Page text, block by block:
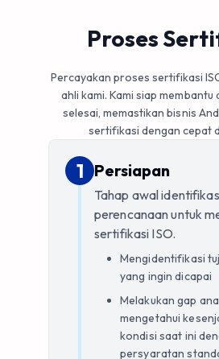
Proses
Percayakan proses sertifikasi
ahli kami. Kami siap
selesai, memastikan bisnis
sertifikasi dengan cepat
1 1.
Persiapan
Tahap awal
perencanaan untuk
sertifikasi ISO.
Mengidentifikasi
yang ingin dicapai
Melakukan gap
mengetahui
kondisi saat ini
persyaratan